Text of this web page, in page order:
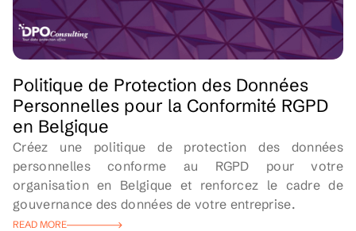
Politique de Protection des Données
Personnelles pour la Conformité RGPD
en Belgique
Créez une politique de protection des données
personnelles conforme au RGPD pour votre
organisation en Belgique et renforcez le cadre de
gouvernance des données de votre entreprise.
READ MORE